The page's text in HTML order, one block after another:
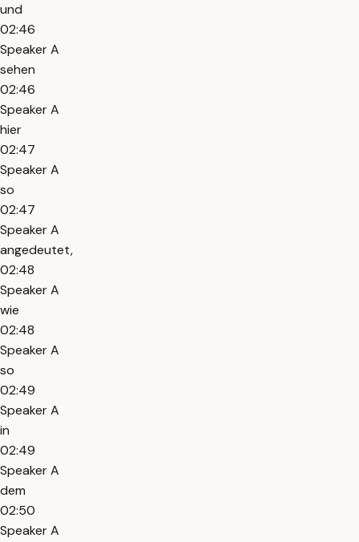
und
02:46
Speaker A
sehen
02:46
Speaker A
hier
02:47
Speaker A
so
02:47
Speaker A
angedeutet,
02:48
Speaker A
wie
02:48
Speaker A
so
02:49
Speaker A
in
02:49
Speaker A
dem
02:50
Speaker A